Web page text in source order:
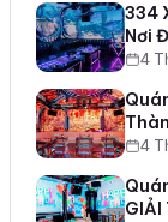
334
Nơi
4
4
GIẢI